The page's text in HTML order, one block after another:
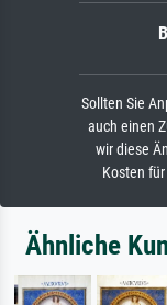
Sollten Sie
auch einen
wir diese
Kosten
Ähnliche